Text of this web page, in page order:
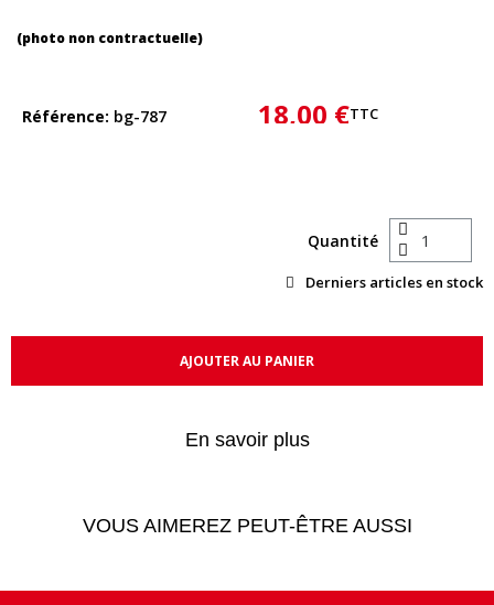
(photo non contractuelle)
Référence bg-787 18,00 €TTC
Quantité
Derniers articles en stock
AJOUTER AU PANIER
En savoir plus
VOUS AIMEREZ PEUT-ÊTRE AUSSI